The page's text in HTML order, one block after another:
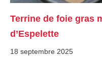
Terrine de foie gras
d’Espelette
18 septembre 2025